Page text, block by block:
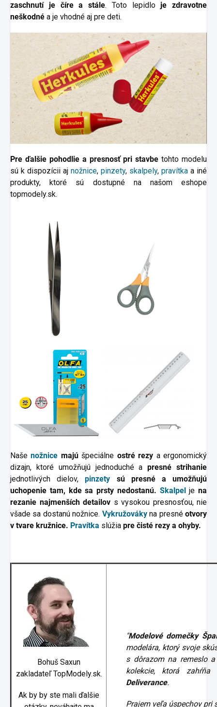
zaschnutí je číre a stále. Toto lepidloje zdravotne
neškodné a je vhodné aj pre deti.
Pre ďalšie pohodlie a presnosť pri stavbe tohto modelu
sú k dispozícii aj nožnice, pinzety, skalpely, pravítka a iné
produkty, ktoré sú dostupné na našom eshope
topmodely.sk.
Našenožnice majúšpeciálne ostré rezy a ergonomický
dizajn, ktoré umožňujú jednoduché a presné strihanie
jednotlivých dielov,pinzety sú presné a umožňujú
uchopenie tam, kde sa prsty nedostanú. Skalpelje na
rezanie najmenších detailov s vysokou presnosťou, nie
všade sa dostanú nožnice. Vykružováky na presnéotvory
v tvare kružnice. Pravítka slúžia pre čisté rezy a ohyby.
Bohuš Saxun
zakladateľ TopModely.sk.
Ak by by ste mali ďalšie
"Modelové domečky
modelára, ktorý svoje
s dôrazom na remeslo
kolekcie, ktorá
Deliverance.
Prajem veľa úspechov pri